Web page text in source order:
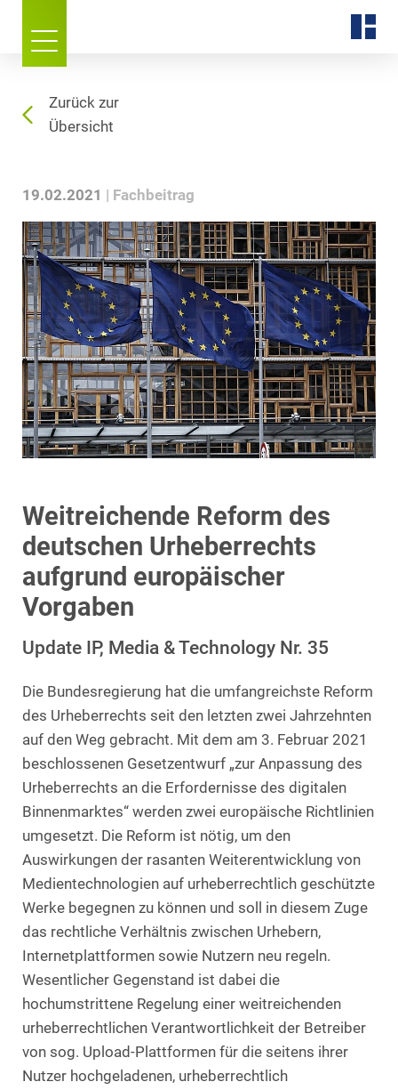
Zurück zur
Übersicht
19.02.2021 Fachbeitrag
Weitreichende Reform des
deutschen Urheberrechts
aufgrund europäischer
Vorgaben
Update IP, Media & Technology Nr. 35
Die Bundesregierung hat die umfangreichste Reform
des Urheberrechts seit den letzten zwei Jahrzehnten
auf den Weg gebracht. Mit dem am 3. Februar 2021
beschlossenen Gesetzentwurf „zur Anpassung des
Urheberrechts an die Erfordernisse des digitalen
Binnenmarktes“ werden zwei europäische Richtlinien
umgesetzt. Die Reform ist nötig, um den
Auswirkungen der rasanten Weiterentwicklung von
Medientechnologien auf urheberrechtlich geschützte
Werke begegnen zu können und soll in diesem Zuge
das rechtliche Verhältnis zwischen Urhebern,
Internetplattformen sowie Nutzern neu regeln.
Wesentlicher Gegenstand ist dabei die
hochumstrittene Regelung einer weitreichenden
urheberrechtlichen Verantwortlichkeit der Betreiber
von sog. Upload-Plattformen für die seitens ihrer
Nutzer hochgeladenen, urheberrechtlich